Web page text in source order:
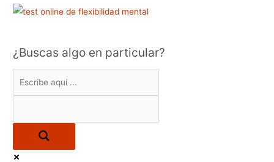
¿Buscas algo en particular?